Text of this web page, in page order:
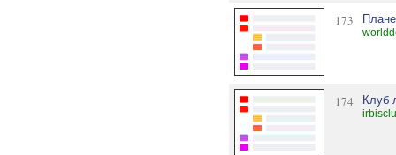
173
174 Клуб